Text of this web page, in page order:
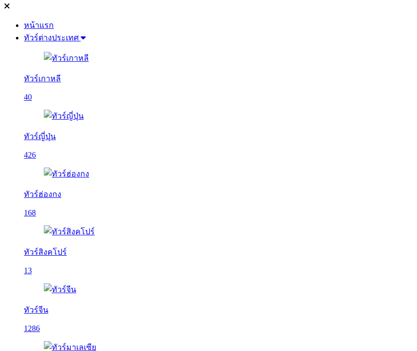
หน้าแรก
ทัวร์ต่างประเทศ
ทัวร์เกาหลี
40
ทัวร์ญี่ปุ่น
426
ทัวร์ฮ่องกง
168
ทัวร์สิงคโปร์
13
ทัวร์จีน
1286